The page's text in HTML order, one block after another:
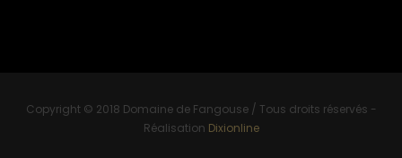
Copyright © 2018 Domaine de Fangouse / Tous droits réservés -
Réalisation Dixionline